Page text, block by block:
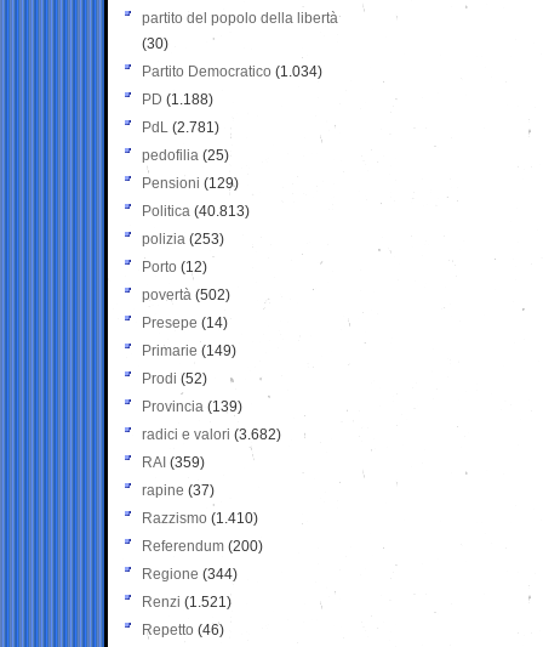
partito del popolo della libertà
(30)
Partito Democratico (1.034)
PD (1.188)
PdL (2.781)
pedofilia (25)
Pensioni (129)
Politica (40.813)
polizia (253)
Porto (12)
povertà (502)
Presepe (14)
Primarie (149)
Prodi (52)
Provincia (139)
radici e valori (3.682)
RAI (359)
rapine (37)
Razzismo (1.410)
Referendum (200)
Regione (344)
Renzi (1.521)
Repetto (46)